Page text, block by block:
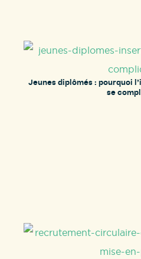
Jeunes diplômés : pourquoi
se